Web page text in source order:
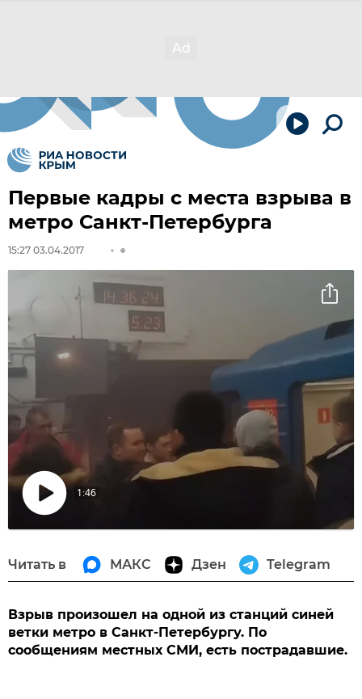
Первые кадры с места взрыва в
метро Санкт-Петербурга
15:27 03.04.2017
Воспроизвести
1:46
Читать в МАКС Дзен Telegram
Взрыв произошел на одной из станций синей
ветки метро в Санкт-Петербургу. По
сообщениям местных СМИ, есть пострадавшие.